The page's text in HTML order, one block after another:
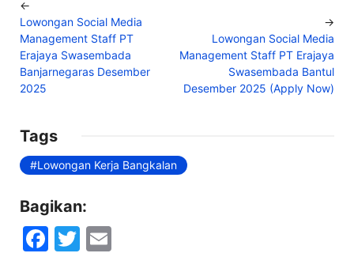
←
Lowongan Social Media
Management Staff PT
Erajaya Swasembada
Banjarnegaras Desember
2025
Lowongan Social Media
Management Staff PT Erajaya
Swasembada Bantul
Desember 2025 (Apply Now)
→
Tags
Lowongan Kerja Bangkalan
Bagikan:
F
T